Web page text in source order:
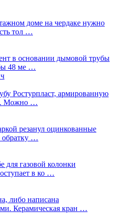
доме на чердаке нужно
тол …
в основании дымовой трубы
48 ме …
Ростурпласт, армированную
Можно …
резанул оцинкованные
обратку …
для газовой колонки
в ко …
либо написана
Керамическая кран …